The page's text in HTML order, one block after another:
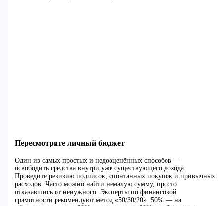
Пересмотрите личный бюджет
Один из самых простых и недооценённых способов —
освободить средства внутри уже существующего дохода.
Проведите ревизию подписок, спонтанных покупок и привычных
расходов. Часто можно найти немалую сумму, просто
отказавшись от ненужного. Эксперты по финансовой
грамотности рекомендуют метод «50/30/20»: 50% — на